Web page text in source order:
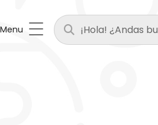
Menu